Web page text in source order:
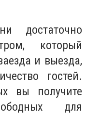
достаточно
который
и выезда,
гостей.
вы получите
для